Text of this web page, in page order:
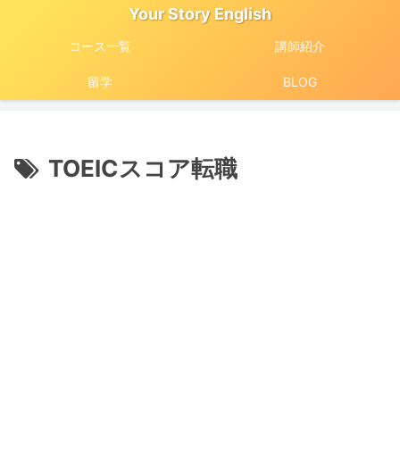
Your Story English
コース一覧 講師紹介
留学 BLOG
TOEICスコア転職